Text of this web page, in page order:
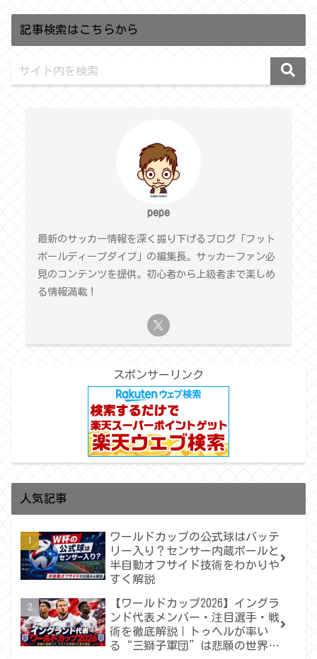
記事検索はこちらから
pepe
最新のサッカー情報を深く掘り下げるブログ「フット
ボールディープダイブ」の編集長。サッカーファン必
見のコンテンツを提供。初心者から上級者まで楽しめ
る情報満載！
スポンサーリンク
人気記事
ワールドカップの公式球はバッテ
リー入り？センサー内蔵ボールと
半自動オフサイド技術をわかりや
すく解説
【ワールドカップ2026】イングラ
ンド代表メンバー・注目選手・戦
術を徹底解説｜トゥヘルが率い
る“三獅子軍団”は悲願の世界一